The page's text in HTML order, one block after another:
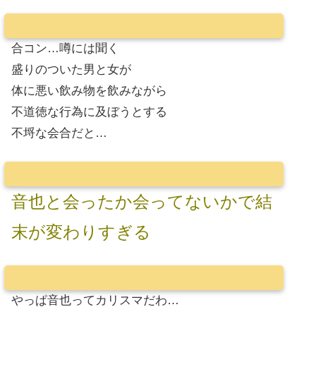
合コン…噂には聞く
盛りのついた男と女が
体に悪い飲み物を飲みながら
不道徳な行為に及ぼうとする
不埒な会合だと…
音也と会ったか会ってないかで結
末が変わりすぎる
やっぱ音也ってカリスマだわ…